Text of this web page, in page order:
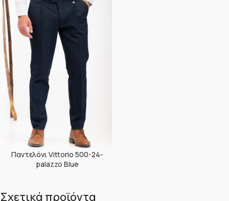
Παντελόνι Vittorio 500-24-
palazzo Blue
Σχετικά προϊόντα